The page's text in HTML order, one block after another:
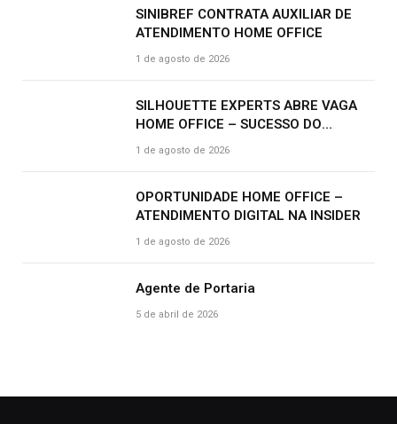
SINIBREF CONTRATA AUXILIAR DE
ATENDIMENTO HOME OFFICE
1 de agosto de 2026
SILHOUETTE EXPERTS ABRE VAGA
HOME OFFICE – SUCESSO DO
CLIENTE | R$ 2.500
1 de agosto de 2026
OPORTUNIDADE HOME OFFICE –
ATENDIMENTO DIGITAL NA INSIDER
1 de agosto de 2026
Agente de Portaria
5 de abril de 2026